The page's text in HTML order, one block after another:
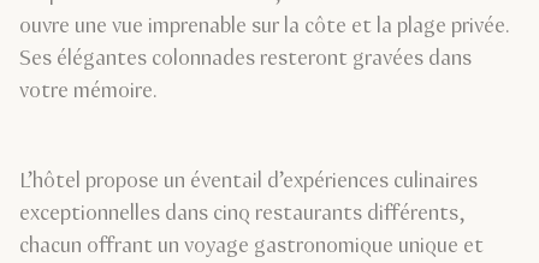
ouvre une vue imprenable sur la côte et la plage privée.
Ses élégantes colonnades resteront gravées dans
votre mémoire.
L’hôtel propose un éventail d’expériences culinaires
exceptionnelles dans cinq restaurants différents,
chacun offrant un voyage gastronomique unique et